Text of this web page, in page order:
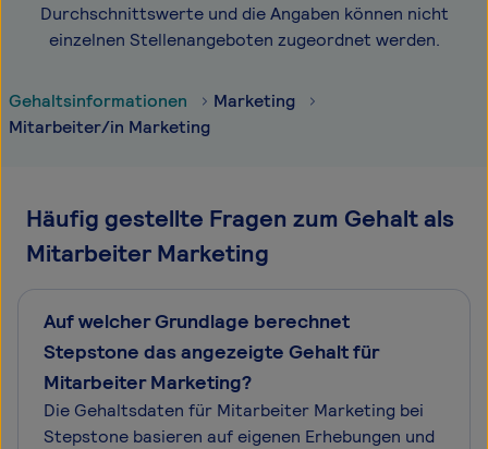
Durchschnittswerte und die Angaben können nicht
einzelnen Stellenangeboten zugeordnet werden.
Gehaltsinformationen
Marketing
Mitarbeiter/in Marketing
Häufig gestellte Fragen zum Gehalt als
Mitarbeiter Marketing
Auf welcher Grundlage berechnet
Stepstone das angezeigte Gehalt für
Mitarbeiter Marketing?
Die Gehaltsdaten für Mitarbeiter Marketing bei
Stepstone basieren auf eigenen Erhebungen und